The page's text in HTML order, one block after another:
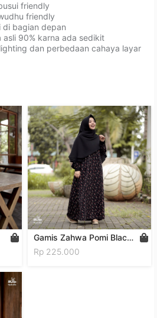
friendly⁣⁣⁣
friendly⁣⁣⁣⁣⁣⁣⁣
di bagian depan⁣⁣⁣
90% karna ada sedikit
dan perbedaan cahaya layar
Gamis Zahwa Pomi Black
Red
Rp 225.000